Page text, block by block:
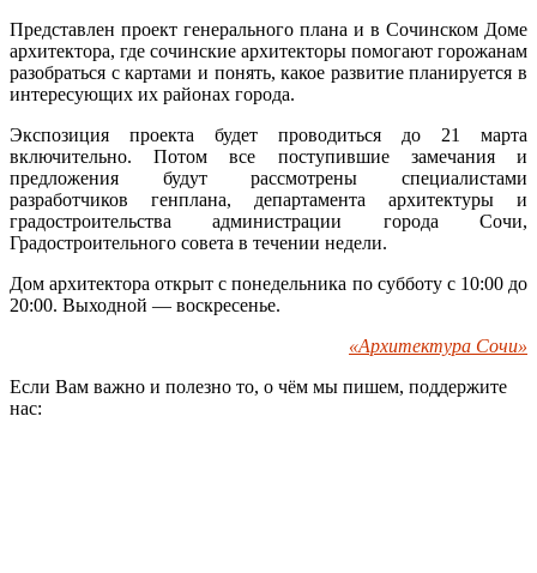
Представлен проект генерального плана и в Сочинском Доме
архитектора, где сочинские архитекторы помогают горожанам
разобраться с картами и понять, какое развитие планируется в
интересующих их районах города.
Экспозиция проекта будет проводиться до 21 марта
включительно. Потом все поступившие замечания и
предложения будут рассмотрены специалистами
разработчиков генплана, департамента архитектуры и
градостроительства администрации города Сочи,
Градостроительного совета в течении недели.
Дом архитектора открыт с понедельника по субботу с 10:00 до
20:00. Выходной — воскресенье.
«Архитектура Сочи»
Если Вам важно и полезно то, о чём мы пишем, поддержите
нас: